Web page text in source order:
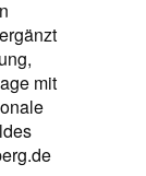
mit